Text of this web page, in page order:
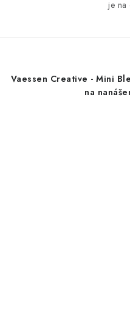
je na
Vaessen Creative - Mini
na